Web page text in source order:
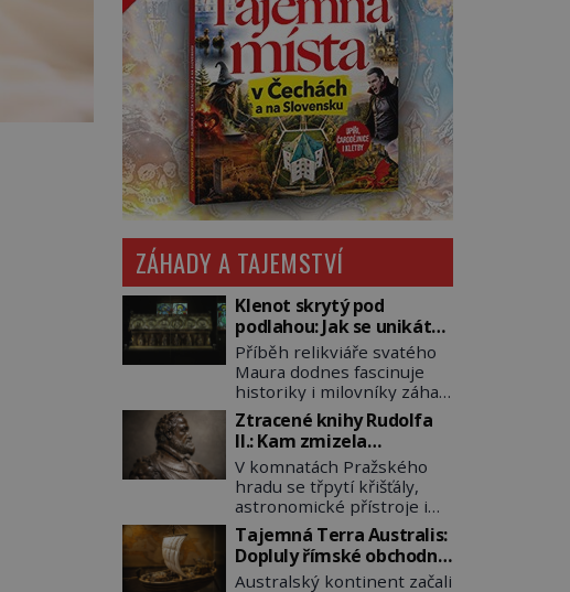
ZÁHADY A TAJEMSTVÍ
Klenot skrytý pod
podlahou: Jak se unikátní
románský poklad dostal
do zapadlého Bečova?
Příběh relikviáře svatého
Maura dodnes fascinuje
historiky i milovníky záhad
po celém světě. Tato
románská zlatnická
památka ze 13. století je
po českých korunovačních
klenotech druhým
nejcennějším movitým
majetkem v České
republice. Přestože byl
klenot v roce 1985 po
Ztracené knihy Rudolfa
II.: Kam zmizela
nejzáhadnější knihovna
Evropy?
V komnatách Pražského
hradu se třpytí křišťály,
astronomické přístroje i
podivné alchymistické
rukopisy. Císař Rudolf II.
shromažďuje vše, co
souvisí s tajemstvím
Tajemná Terra Australis:
Dopluly římské obchodní
lodě až do Austrálie?
Australský kontinent začali